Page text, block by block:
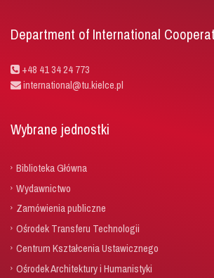
Department of International
+48 41 34 24 773
international@tu.kielce.pl
Wybrane jednostki
Biblioteka Główna
Wydawnictwo
Zamówienia publiczne
Ośrodek Transferu Technologii
Centrum Kształcenia Ustawicznego
Ośrodek Architektury i Humanistyki